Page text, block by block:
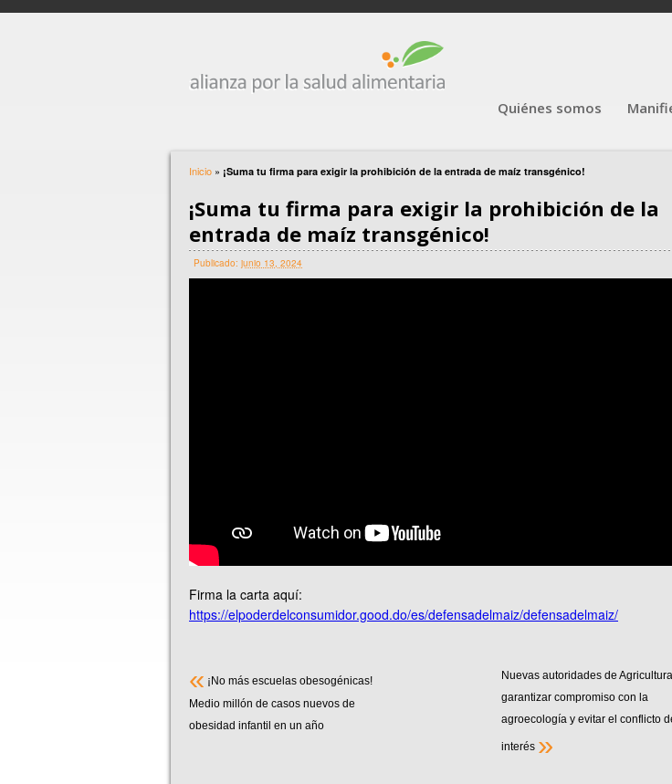
Quiénes somos
Inicio » ¡Suma tu firma para exigir la prohibición de la entrada de maíz transgénico!
¡Suma tu firma para exigir la prohibición de la
entrada de maíz transgénico!
Publicado: junio 13, 2024
Firma la carta aquí:
https://elpoderdelconsumidor.good.do/es/defensadelmaiz/defensadelmaiz/
Nuevas autoridades de
garantizar compromiso con la
agroecología y evitar el conflicto
interés »
« ¡No más escuelas obesogénicas!
Medio millón de casos nuevos de
obesidad infantil en un año